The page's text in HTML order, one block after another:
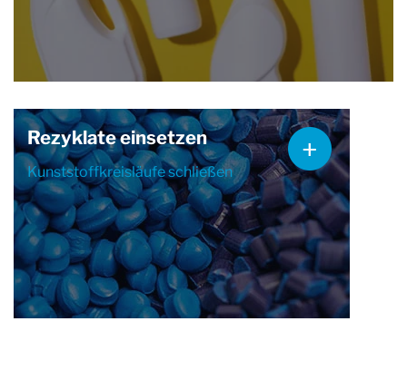
Rezyklate einsetzen
Kunststoffkreisläufe schließen